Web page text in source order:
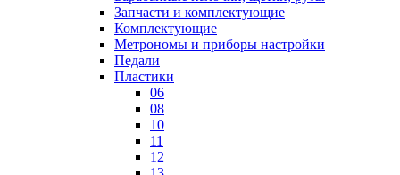
Запчасти и комплектующие
Комплектующие
Метрономы и приборы настройки
Педали
Пластики
06
08
10
11
12